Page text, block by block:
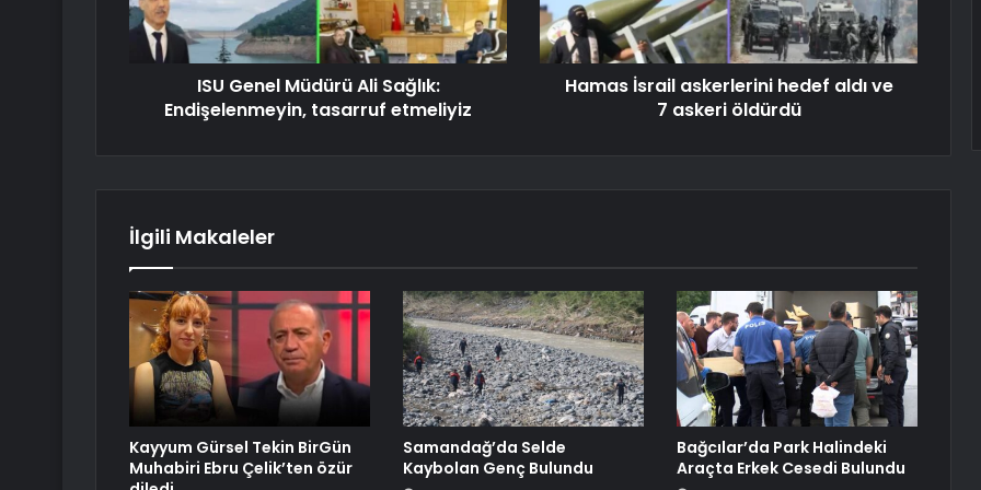
ISU Genel Müdürü Ali Sağlık:
Endişelenmeyin, tasarruf etmeliyiz
Hamas İsrail askerlerini hedef aldı ve
7 askeri öldürdü
İlgili Makaleler
Kayyum Gürsel Tekin BirGün
Muhabiri Ebru Çelik’ten özür
Samandağ’da Selde
Kaybolan Genç Bulundu
Bağcılar’da Park Halindeki
Araçta Erkek Cesedi Bulundu